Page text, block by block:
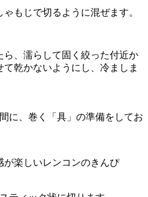
もじで切るように混ぜます。
ら、濡らして固く絞った付近か
乾かないようにし、冷ましま
に、巻く「具」の準備をしてお
が楽しいレンコンのきんぴ